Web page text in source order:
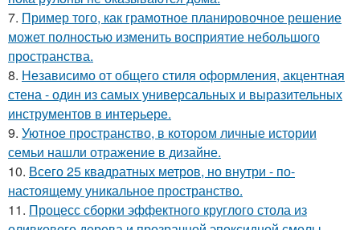
7. Пример того, как грамотное планировочное решение
может полностью изменить восприятие небольшого
пространства.
8. Независимо от общего стиля оформления, акцентная
стена - один из самых универсальных и выразительных
инструментов в интерьере.
9. Уютное пространство, в котором личные истории
семьи нашли отражение в дизайне.
10. Всего 25 квадратных метров, но внутри - по-
настоящему уникальное пространство.
11. Процесс сборки эффектного круглого стола из